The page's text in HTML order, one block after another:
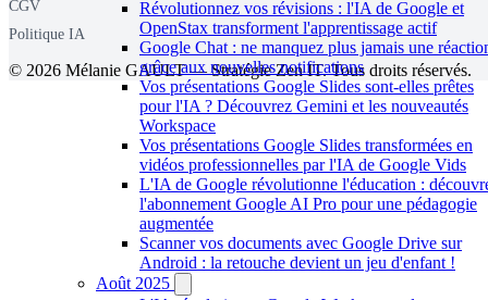
Révolutionnez vos révisions : l'IA de Google et
OpenStax transforment l'apprentissage actif
Google Chat : ne manquez plus jamais une
grâce aux nouvelles notifications
Vos présentations Google Slides sont-elles prêtes
pour l'IA ? Découvrez Gemini et les nouveautés
Workspace
Vos présentations Google Slides transformées en
vidéos professionnelles par l'IA de Google Vids
L'IA de Google révolutionne l'éducation :
l'abonnement Google AI Pro pour une pédagogie
augmentée
Scanner vos documents avec Google Drive sur
Android : la retouche devient un jeu d'enfant !
Août 2025
CGV
Politique IA
© 2026 Mélanie GAULT — Stratégie Zen IT. Tous droits réservés.